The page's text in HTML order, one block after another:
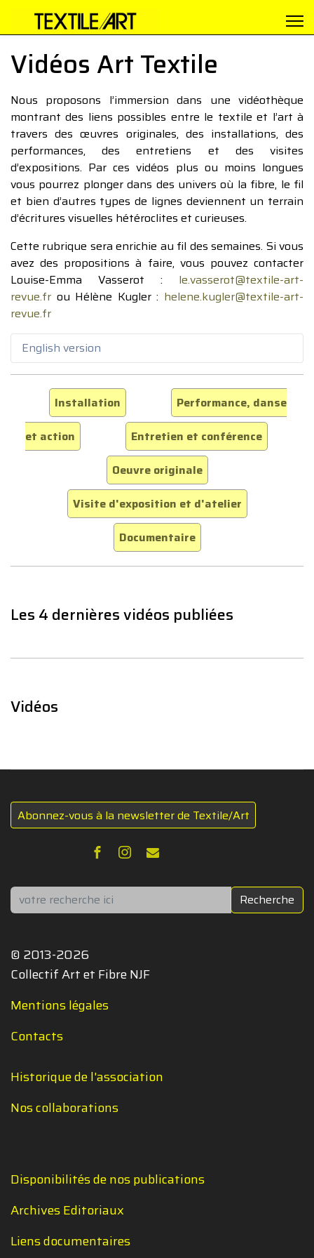
Vidéos Art Textile
Nous proposons l’immersion dans une vidéothèque
montrant des liens possibles entre le textile et l’art à
travers des œuvres originales, des installations, des
performances, des entretiens et des visites
d’expositions. Par ces vidéos plus ou moins longues
vous pourrez plonger dans des univers où la fibre, le fil
et bien d’autres types de lignes deviennent un terrain
d’écritures visuelles hétéroclites et curieuses.
Cette rubrique sera enrichie au fil des semaines. Si vous
avez des propositions à faire, vous pouvez contacter
Louise-Emma Vasserot : le.vasserot@textile-art-
revue.fr ou Hélène Kugler : helene.kugler@textile-art-
revue.fr
English version
Installation
Performance, danse
et action
Entretien et conférence
Oeuvre originale
Visite d'exposition et d'atelier
Documentaire
Les 4 dernières vidéos publiées
Vidéos
Abonnez-vous à la newsletter de Textile/Art
Rechercher Recherche
© 2013-2026
Collectif Art et Fibre NJF
Mentions légales
Contacts
Historique de l'association
Nos collaborations
Disponibilités de nos publications
Archives Editoriaux
Liens documentaires